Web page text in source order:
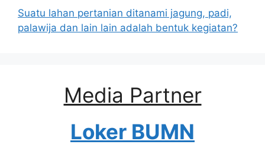
Suatu lahan pertanian ditanami jagung, padi,
palawija dan lain lain adalah bentuk kegiatan?
Media Partner
Loker BUMN